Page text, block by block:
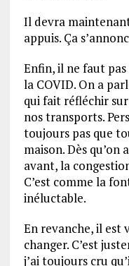
Il devra
appuis. Ça
Enfin, il ne faut
la COVID. On a
qui fait réfléchir
nos transports.
toujours pas que
maison. Dès
avant, la
C’est comme la
inéluctable.
En revanche, il est
changer. C’est
j’ai toujours cru